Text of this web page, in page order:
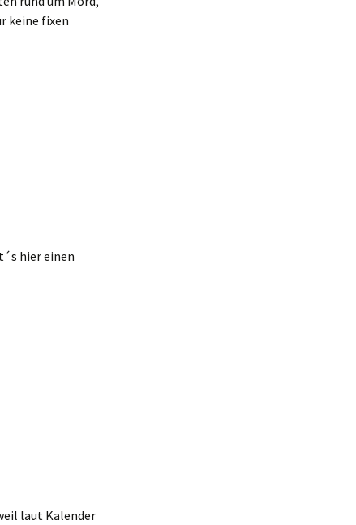
keine fixen
hier einen
laut Kalender